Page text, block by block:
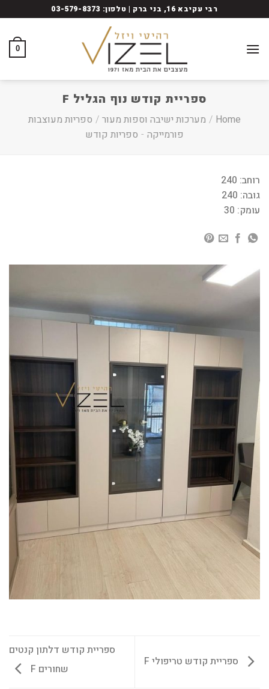
to
רבי עקיבא 16, בני ברק | טלפון: 03-579-8373
0
ספריית קודש נוף הגליל F
Home
/ מערכות ישיבה וספות מעור / ספריות מעוצבות
פורמייקה - ספריות קודש
רוחב: 240
גובה: 240
עומק: 30
ספריית קודש טריפולי F
ספריית קודש דלתון קנטים
שחורים F